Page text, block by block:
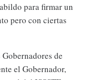
para firmar un
pero con ciertas
de
el Gobernador,